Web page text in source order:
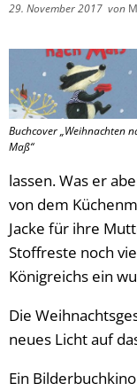
29. November 2017 von
Buchcover „Weihnachten
Maß“
lassen. Was er
von dem
Jacke für ihre
Stoffreste noch
Königreichs ein
Die
neues Licht auf
Ein